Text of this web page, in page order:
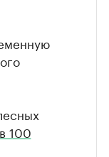
100